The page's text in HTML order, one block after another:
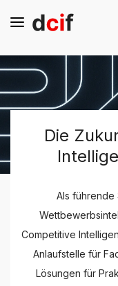
Die
Als führende
Competitive
Anlaufstelle für
Lösungen für